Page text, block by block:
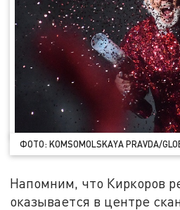
ФОТО: KOMSOMOLSKAYA PRAVDA/
Напомним, что Киркоров
оказывается в центре